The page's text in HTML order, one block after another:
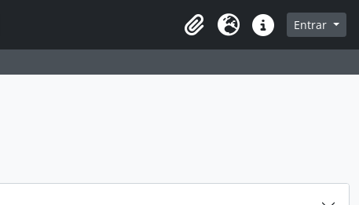
na página de navegação
Idioma Atalhos Entrar